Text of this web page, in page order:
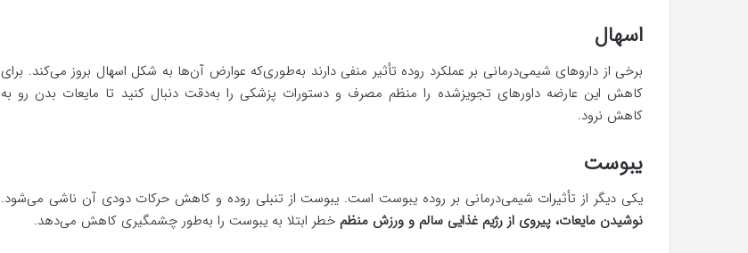
اسهال
برخی از داروهای شیمی‌درمانی بر عملکرد روده تأثیر منفی دارند به‌طوری‌که عوارض آن‌ها به شکل اسهال بروز می‌کند. برای
کاهش این عارضه داورهای تجویزشده را منظم مصرف و دستورات پزشکی را به‌دقت دنبال کنید تا مایعات بدن رو به
کاهش نرود.
یبوست
یکی دیگر از تأثیرات شیمی‌درمانی بر روده یبوست است. یبوست از تنبلی روده و کاهش حرکات دودی آن ناشی می‌شود.
نوشیدن مایعات، پیروی از رژیم غذایی سالم و ورزش منظم خطر ابتلا به یبوست را به‌طور چشمگیری کاهش می‌دهد.